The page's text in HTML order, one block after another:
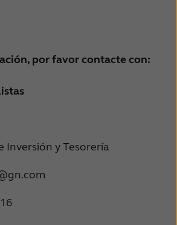
por favor contacte con:
Inversión y Tesorería